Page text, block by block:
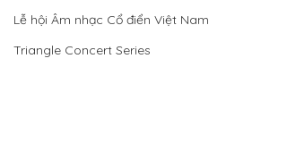
Lễ hội Âm nhạc Cổ điển Việt Nam
Triangle Concert Series